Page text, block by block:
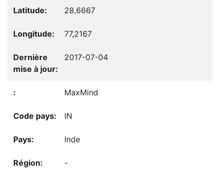
28,6667
77,2167
2017-07-04
MaxMind
IN
Inde
-